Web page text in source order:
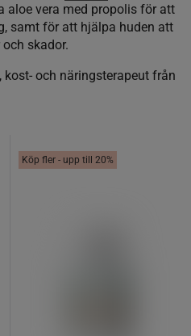
aloe vera med propolis för att
samt för att hjälpa huden att
skador.
och näringsterapeut från
Köp fler - upp till 20%